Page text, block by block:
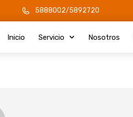
5888002/5892720
Inicio Servicio Nosotros